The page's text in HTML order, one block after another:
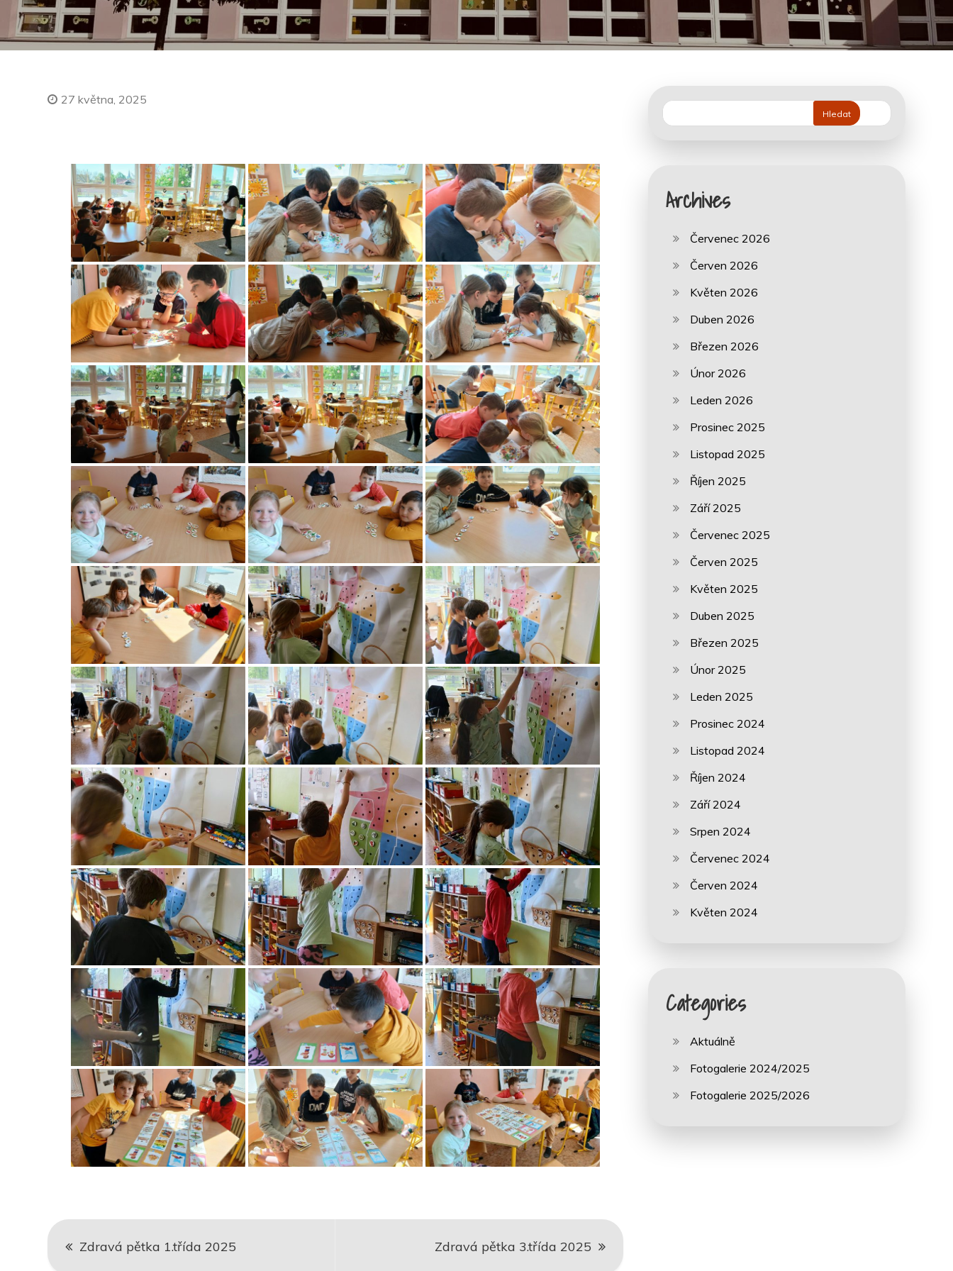
27 května, 2025
Navigace
Zdravá pětka 1.třída 2025 Zdravá pětka 3.třída 2025
Hledat
Archives
Červenec 2026
Červen 2026
Květen 2026
Duben 2026
Březen 2026
Únor 2026
Leden 2026
Prosinec 2025
Listopad 2025
Říjen 2025
Září 2025
Červenec 2025
Červen 2025
Květen 2025
Duben 2025
Březen 2025
Únor 2025
Leden 2025
Prosinec 2024
Listopad 2024
Říjen 2024
Září 2024
Srpen 2024
Červenec 2024
Červen 2024
Květen 2024
Categories
Aktuálně
Fotogalerie 2024/2025
Fotogalerie 2025/2026